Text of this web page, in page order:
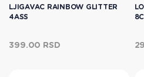
LJIGAVAC RAINBOW GLITTER
4ASS
399.00 RSD